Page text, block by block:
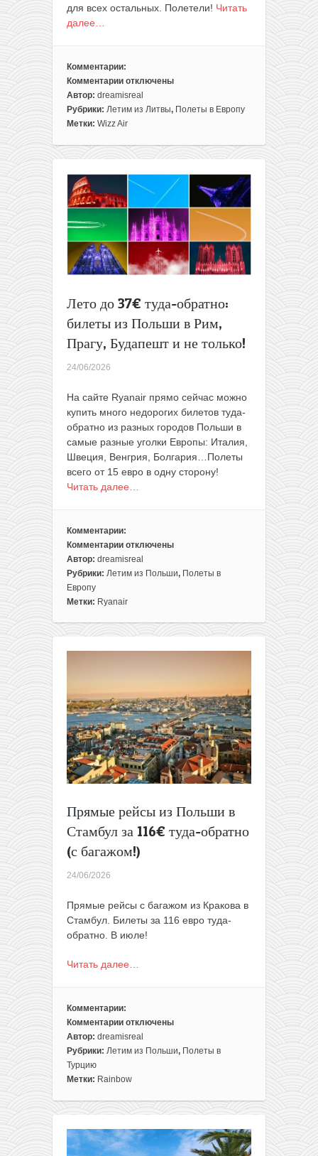
для всех остальных. Полетели! Читать
далее…
Комментарии:
Комментарии
к
записи
Лето:
Вильнюса
за
78€
обратно
отключены
Автор: dreamisreal
Рубрики: Летим из Литвы, Полеты в Европу
Метки: Wizz Air
Лето до 37€ туда-обратно:
билеты из Польши в Рим,
Прагу, Будапешт и не только!
24/06/2026
На сайте Ryanair прямо сейчас можно
купить много недорогих билетов туда-
обратно из разных городов Польши в
самые разные уголки Европы: Италия,
Швеция, Венгрия, Болгария…Полеты
всего от 15 евро в одну сторону!
Читать далее…
Комментарии:
Комментарии
к
записи
Лето
до
туда-
в
Рим,
Прагу,
Будапешт
и
не
только!
отключены
Автор: dreamisreal
Рубрики: Летим из Польши, Полеты в
Европу
Метки: Ryanair
Прямые рейсы из Польши в
Стамбул за 116€ туда-обратно
(с багажом!)
24/06/2026
Прямые рейсы с багажом из Кракова в
Стамбул. Билеты за 116 евро туда-
обратно. В июле!
Читать далее…
Комментарии:
Комментарии
к
записи
Прямые
рейсы
Польши
Стамбул
за
отключены
Автор: dreamisreal
Рубрики: Летим из Польши, Полеты в
Турцию
Метки: Rainbow